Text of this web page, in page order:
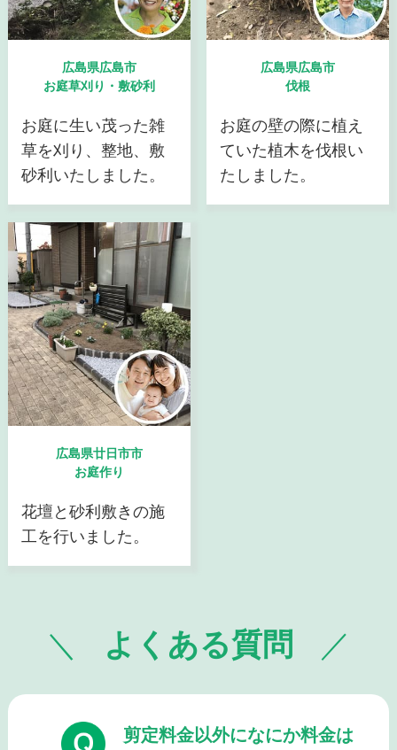
広島県広島市
お庭草刈り・敷砂利
お庭に生い茂った雑
草を刈り、整地、敷
砂利いたしました。
広島県広島市
伐根
お庭の壁の際に植え
ていた植木を伐根い
たしました。
広島県廿日市市
お庭作り
花壇と砂利敷きの施
工を行いました。
よくある質問
剪定料金以外になにか料金は